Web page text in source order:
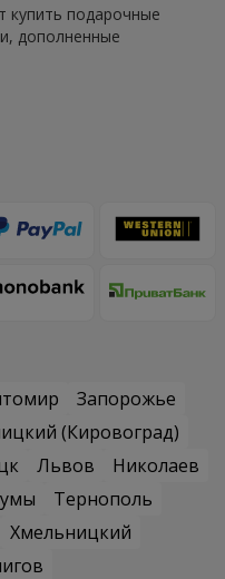
купить подарочные
дополненные
Запорожье
(Кировоград)
Львов
Николаев
Тернополь
Хмельницкий